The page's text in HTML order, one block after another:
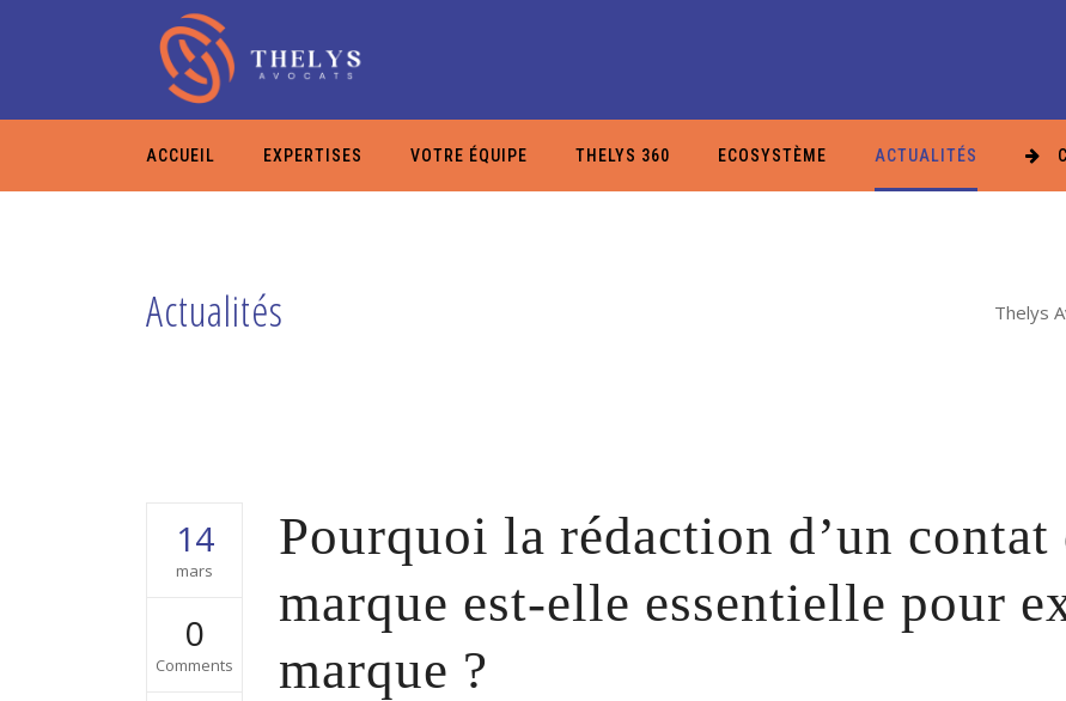
ACCUEIL EXPERTISES VOTRE ÉQUIPE THELYS 360 ECOSYSTÈME ACTUALITÉS
Actualités Thelys
14
mars
0
Comments
Pourquoi la rédaction d’un contat
marque est-elle essentielle pour
marque ?